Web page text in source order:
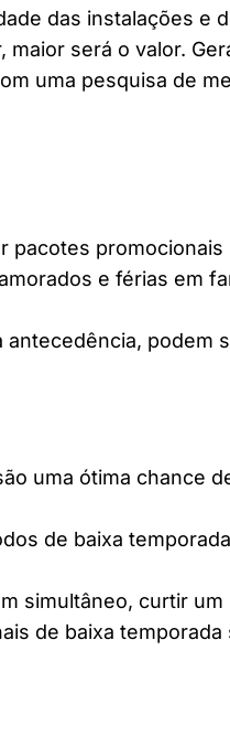
das instalações e
será o valor.
uma pesquisa de
e férias em
podem
uma ótima chance
de baixa
simultâneo, curtir
de baixa